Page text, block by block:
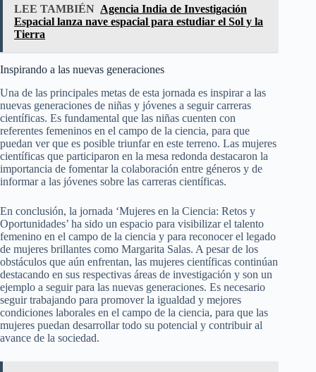
LEE TAMBIÉN Agencia India de Investigación
Espacial lanza nave espacial para estudiar el Sol y la
Tierra
Inspirando a las nuevas generaciones
Una de las principales metas de esta jornada es inspirar a las
nuevas generaciones de niñas y jóvenes a seguir carreras
científicas. Es fundamental que las niñas cuenten con
referentes femeninos en el campo de la ciencia, para que
puedan ver que es posible triunfar en este terreno. Las mujeres
científicas que participaron en la mesa redonda destacaron la
importancia de fomentar la colaboración entre géneros y de
informar a las jóvenes sobre las carreras científicas.
En conclusión, la jornada ‘Mujeres en la Ciencia: Retos y
Oportunidades’ ha sido un espacio para visibilizar el talento
femenino en el campo de la ciencia y para reconocer el legado
de mujeres brillantes como Margarita Salas. A pesar de los
obstáculos que aún enfrentan, las mujeres científicas continúan
destacando en sus respectivas áreas de investigación y son un
ejemplo a seguir para las nuevas generaciones. Es necesario
seguir trabajando para promover la igualdad y mejores
condiciones laborales en el campo de la ciencia, para que las
mujeres puedan desarrollar todo su potencial y contribuir al
avance de la sociedad.